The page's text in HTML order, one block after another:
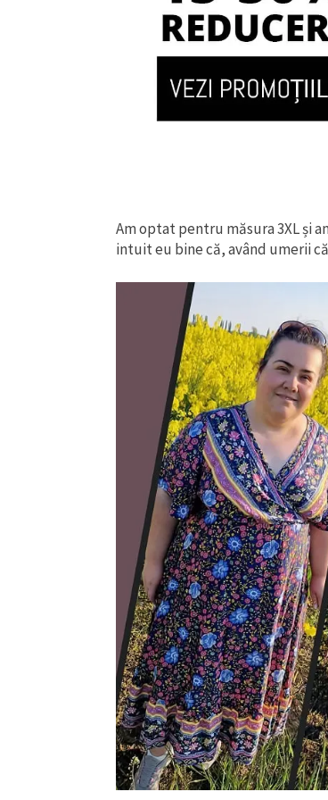
Am optat pentru măsura 3XL și
intuit eu bine că, având umerii